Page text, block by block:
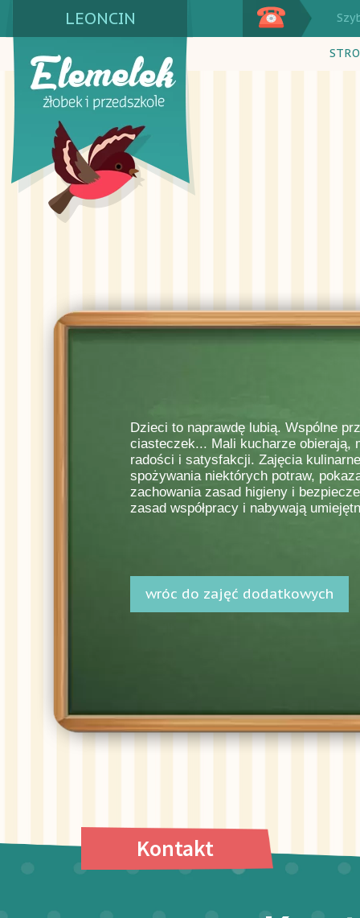
Kontakt
LEONCIN
wróc do zajęć dodatkowych
Dzieci to naprawdę lubią. Wspólne
ciasteczek... Mali kucharze obierają,
radości i satysfakcji. Zajęcia
spożywania niektórych potraw,
zachowania zasad higieny i
zasad współpracy i nabywają